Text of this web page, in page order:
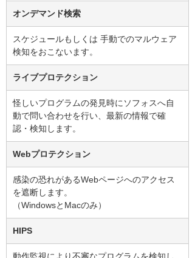
オンデマンド検索
スケジュールもしくは 手動でのマルウェア
検知をおこないます。
ライブプロテクション
怪しいプログラムの発見時にソフォスへ自
動で問い合わせを行い、最新の情報で確
認・検知します。
Webプロテクション
感染の恐れがあるWebページへのアクセス
を遮断します。
（WindowsとMacのみ）
HIPS